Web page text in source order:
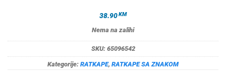
38.90KM
Nema na zalihi
SKU: 65096542
Kategorije: RATKAPE, RATKAPE SA ZNAKOM